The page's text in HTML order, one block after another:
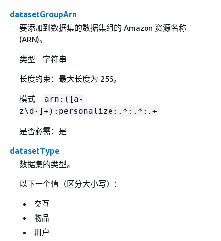
datasetGroupArn
要添加到数据集的数据集组的 Amazon 资源名称
(ARN)。
类型：字符串
长度约束：最大长度为 256。
模式：
arn:([a-
z\d-]+):personalize:.*:.*:.+
是否必需：是
datasetType
数据集的类型。
以下一个值（区分大小写）：
交互
物品
用户